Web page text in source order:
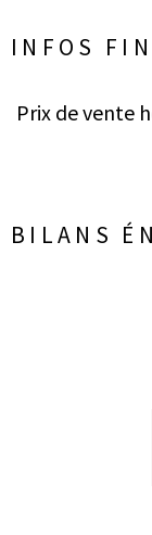
INFOS
Caractéristiques
Prix de vente
BILANS